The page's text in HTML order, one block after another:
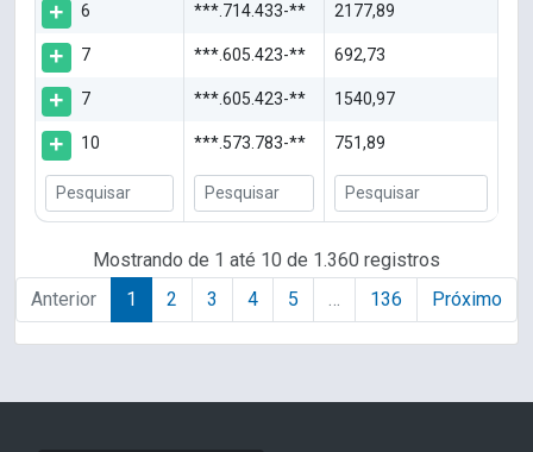
6 ***.714.433-** 2177,89
7 ***.605.423-** 692,73
7 ***.605.423-** 1540,97
10 ***.573.783-** 751,89
Mostrando de 1 até 10 de 1.360 registros
Anterior
1 2 3 4 5 136 Próximo